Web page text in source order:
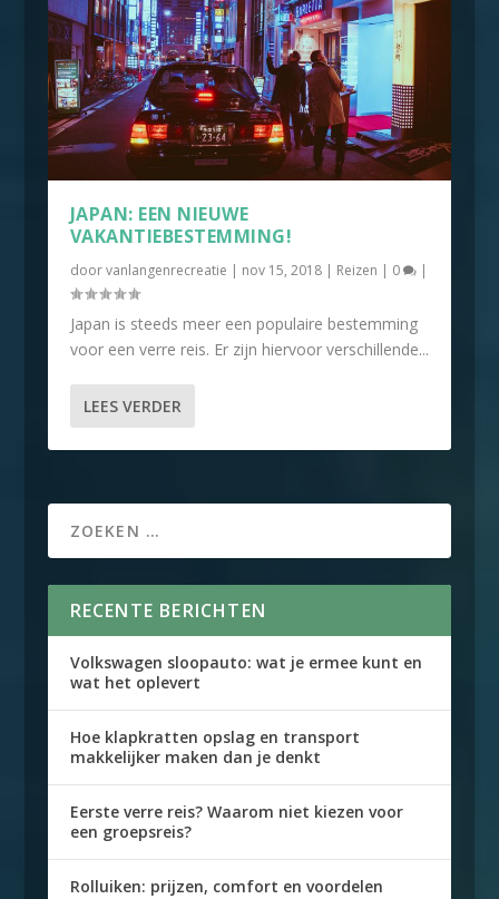
JAPAN: EEN NIEUWE
VAKANTIEBESTEMMING!
doorvanlangenrecreatie | nov 15, 2018| Reizen | 0 |
Japan is steeds meer een populaire bestemming
voor een verre reis. Er zijn hiervoor verschillende...
LEES VERDER
RECENTE BERICHTEN
Volkswagen sloopauto: wat je ermee kunt en
wat het oplevert
Hoe klapkratten opslag en transport
makkelijker maken dan je denkt
Eerste verre reis? Waarom niet kiezen voor
een groepsreis?
Rolluiken: prijzen, comfort en voordelen